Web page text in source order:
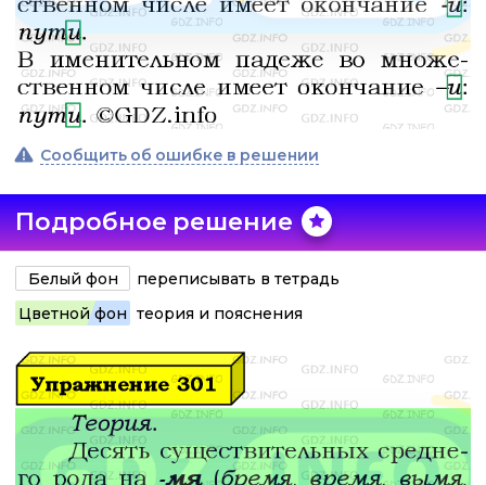
Сообщить об ошибке в решении
Подробное решение
Белый фон
переписывать в тетрадь
Цветной фон теория и пояснения